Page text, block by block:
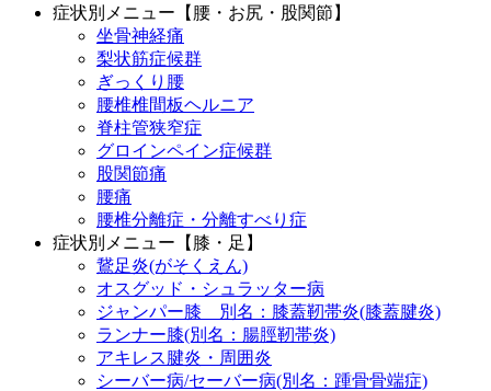
症状別メニュー【腰・お尻・股関節】
坐骨神経痛
梨状筋症候群
ぎっくり腰
腰椎椎間板ヘルニア
脊柱管狭窄症
グロインペイン症候群
股関節痛
腰痛
腰椎分離症・分離すべり症
症状別メニュー【膝・足】
鵞足炎(がそくえん)
オスグッド・シュラッター病
ジャンパー膝 別名：膝蓋靭帯炎(膝蓋腱炎)
ランナー膝(別名：腸脛靭帯炎)
アキレス腱炎・周囲炎
シーバー病/セーバー病(別名：踵骨骨端症)